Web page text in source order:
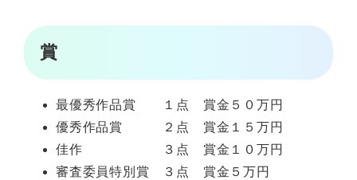
賞
最優秀作品賞 １点 賞金５０万円
優秀作品賞 ２点 賞金１５万円
佳作 ３点 賞金１０万円
審査委員特別賞 ３点 賞金５万円